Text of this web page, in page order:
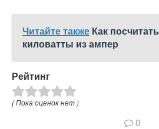
Читайте также Как посчитать
киловатты из ампер
Рейтинг
( Пока оценок нет )
0